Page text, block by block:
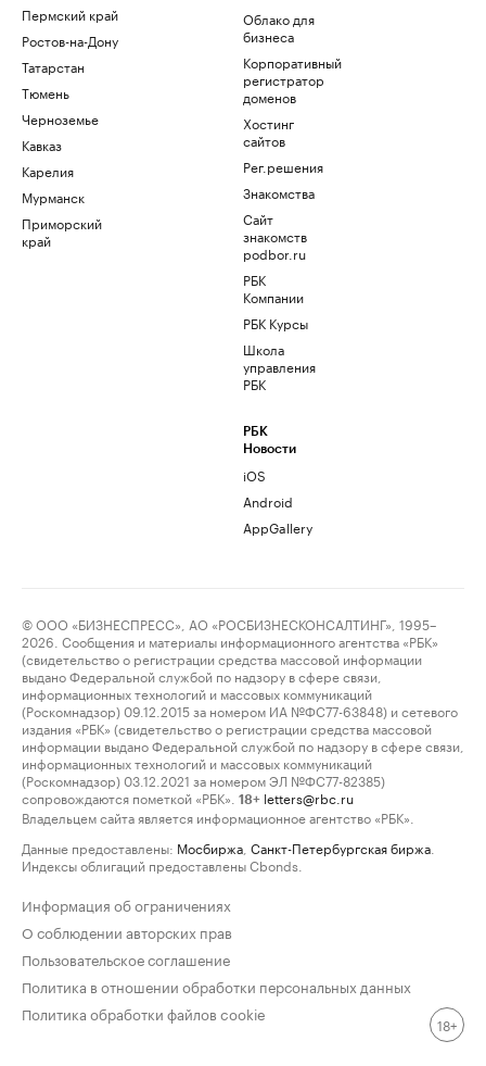
Пермский край
Ростов-на-Дону
Татарстан
Тюмень
Черноземье
Кавказ
Карелия
Мурманск
Приморский
край
Облако для
бизнеса
Корпоративный
регистратор
доменов
Хостинг
сайтов
Рег.решения
Знакомства
Сайт
знакомств
podbor.ru
РБК
Компании
РБК Курсы
Школа
управления
РБК
РБК
Новости
iOS
Android
AppGallery
© ООО «БИЗНЕСПРЕСС», АО «РОСБИЗНЕСКОНСАЛТИНГ», 1995–
2026. Сообщения и материалы информационного агентства «РБК»
(свидетельство о регистрации средства массовой информации
выдано Федеральной службой по надзору в сфере связи,
информационных технологий и массовых коммуникаций
(Роскомнадзор) 09.12.2015 за номером ИА №ФС77-63848) и сетевого
издания «РБК» (свидетельство о регистрации средства массовой
информации выдано Федеральной службой по надзору в сфере связи,
информационных технологий и массовых коммуникаций
(Роскомнадзор) 03.12.2021 за номером ЭЛ №ФС77-82385)
сопровождаются пометкой «РБК».
18+ letters@rbc.ru
Владельцем сайта является информационное агентство «РБК».
Данные предоставлены: Мосбиржа Санкт-Петербургская биржа
Индексы облигаций предоставлены Cbonds.
Информация об ограничениях
О соблюдении авторских прав
Пользовательское соглашение
Политика в отношении обработки персональных данных
Политика обработки файлов cookie
18+